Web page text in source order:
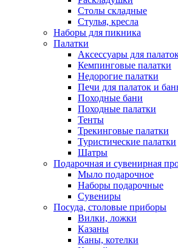
Столы складные
Стулья, кресла
Наборы для пикника
Палатки
Аксессуары для
Кемпинговые палатки
Недорогие палатки
Печи для палаток и
Походные бани
Походные палатки
Тенты
Трекинговые палатки
Туристические палатки
Шатры
Подарочная и сувенирная
Мыло подарочное
Наборы подарочные
Сувениры
Посуда, столовые приборы
Вилки, ложки
Казаны
Каны, котелки